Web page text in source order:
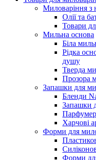
Миловаріння з
Олії та
Товари
Мильна основа
Біла
Рідка
душу
Тверда
Прозора
Запашки для
Бленди
Запашки
Харчові
Форми для
Форми